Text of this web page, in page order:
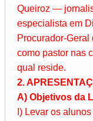
Queiroz —
especialista em
Procurador-
como pastor nas
qual reside.
2.
A) Objetivos da
I) Levar os